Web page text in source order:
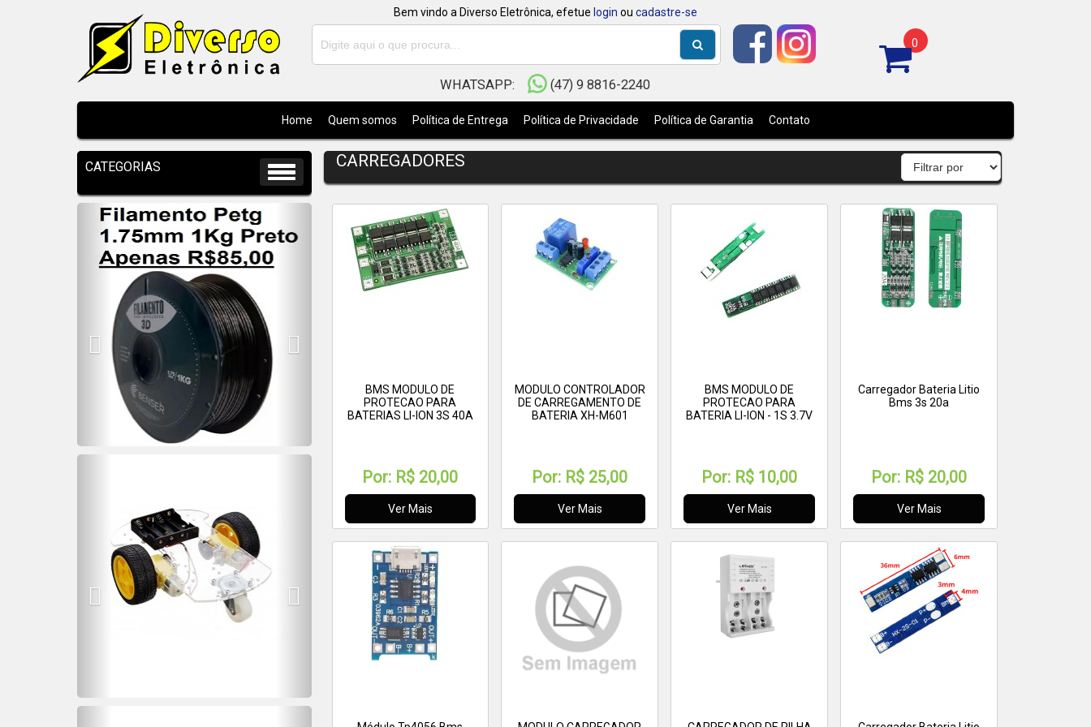
Bem vindo a Diverso Eletrônica, efetue login ou cadastre-se
0
WHATSAPP: (47) 9 8816-2240
Home Quem somos Política de Entrega Política de Privacidade Política de Garantia Contato
Previous Next
Next
Next
CARREGADORES
BMS MODULO DE
PROTECAO PARA
BATERIAS LI-ION 3S 40A
Por: R$ 20,00
Ver Mais
MODULO CONTROLADOR
DE CARREGAMENTO DE
BATERIA XH-M601
Por: R$ 25,00
Ver Mais
BMS MODULO DE
PROTECAO PARA
BATERIA LI-ION - 1S 3.7V
Por: R$ 10,00
Ver Mais
Carregador Bateria Litio
Bms 3s 20a
Por: R$ 20,00
Ver Mais